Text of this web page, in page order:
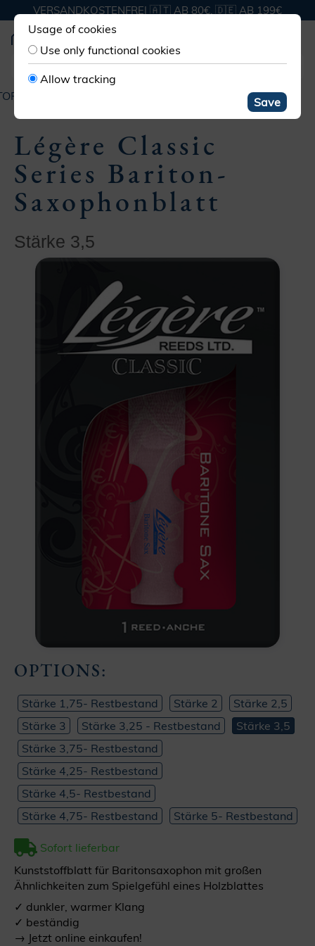
VERSANDKOSTENFREI 🇦🇹 AB 80€, 🇩🇪 AB 199€
SAXOPHON LÉGÈRE CLASSIC
Légère Classic
Series Bariton-
Saxophonblatt
Stärke 3,5
OPTIONS:
Stärke 1,75- Restbestand Stärke 2
Stärke 2,5
Stärke 3
Stärke 3,25 - Restbestand
Stärke 3,5
Stärke 3,75- Restbestand
Stärke 4,25- Restbestand
Stärke 4,5- Restbestand
Stärke 4,75- Restbestand
Stärke 5- Restbestand
Sofort lieferbar
Kunststoffblatt für Baritonsaxophon mit großen
Ähnlichkeiten zum Spielgefühl eines Holzblattes
✓ dunkler, warmer Klang
✓ beständig
→ Jetzt online einkaufen!
Usage of cookies
Use only functional cookies
Allow tracking
Save